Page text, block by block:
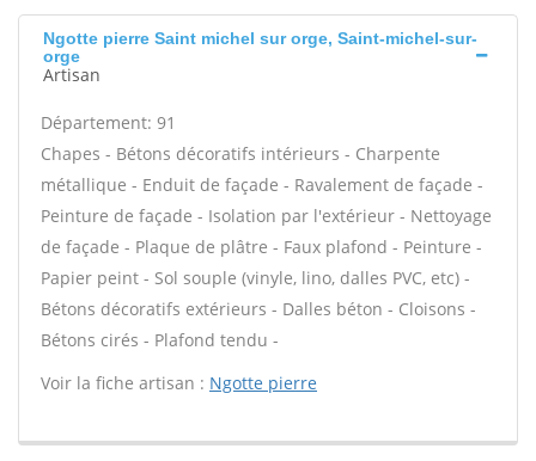
Ngotte pierre Saint michel sur orge, Saint-michel-sur-
orge
Artisan
Département: 91
Chapes - Bétons décoratifs intérieurs - Charpente
métallique - Enduit de façade - Ravalement de façade -
Peinture de façade - Isolation par l'extérieur - Nettoyage
de façade - Plaque de plâtre - Faux plafond - Peinture -
Papier peint - Sol souple (vinyle, lino, dalles PVC, etc) -
Bétons décoratifs extérieurs - Dalles béton - Cloisons -
Bétons cirés - Plafond tendu -
Voir la fiche artisan : Ngotte pierre